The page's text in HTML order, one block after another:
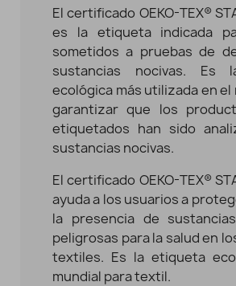
El certificado OEKO-TEX®
es la etiqueta indicada
sometidos a pruebas de
sustancias nocivas. Es
ecológica más utilizada en el
garantizar que los
etiquetados han sido
sustancias nocivas.
El certificado OEKO-TEX®
ayuda a los usuarios a
la presencia de
peligrosas para la salud en
textiles. Es la etiqueta
mundial para textil.